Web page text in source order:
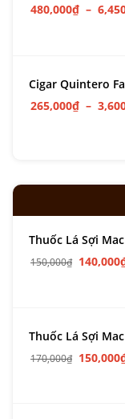
480,000₫ –
Cigar Quintero
265,000₫ –
Thuốc Lá Sợi
150,000₫ 140,000
Thuốc Lá Sợi
170,000₫ 150,000